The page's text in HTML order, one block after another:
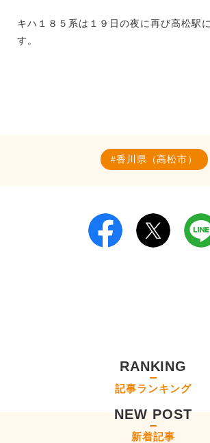
キハ１８５系は１９日の夜に再び高松駅
す。
香川県（高松市）
RANKING
記事ランキング
NEW POST
新着記事